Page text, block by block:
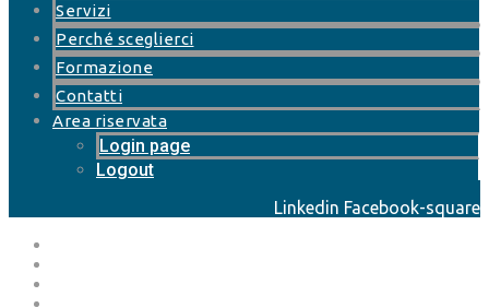
Servizi
Perché sceglierci
Formazione
Contatti
Area riservata
Login page
Logout
Linkedin Facebook-square